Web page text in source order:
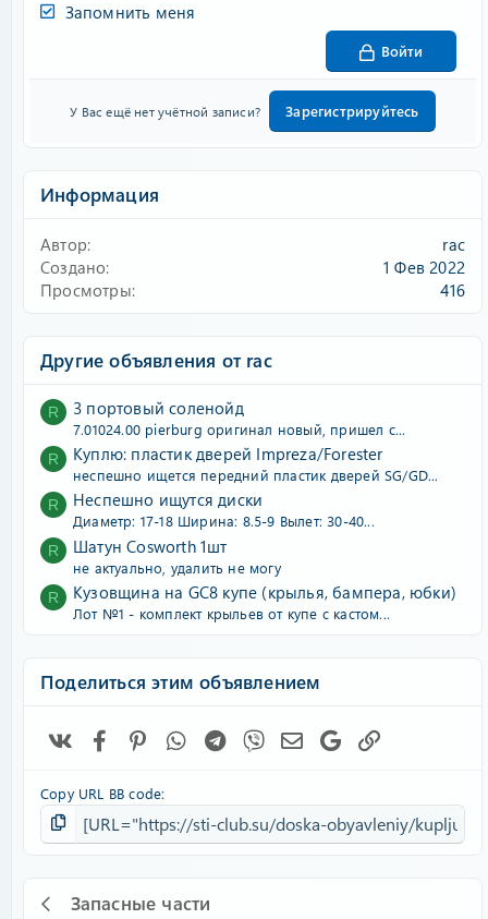
Запомнить меня
Войти
У Вас ещё нет учётной записи? Зарегистрируйтесь
Информация
Автор
rac
Создано
1 Фев 2022
Просмотры
416
Другие объявления от rac
R 3 портовый соленойд
7.01024.00 pierburg оригинал новый, пришел с...
R Куплю: пластик дверей Impreza/Forester
неспешно ищется передний пластик дверей SG/GD...
R Неспешно ищутся диски
Диаметр: 17-18 Ширина: 8.5-9 Вылет: 30-40...
R Шатун Cosworth 1шт
не актуально, удалить не могу
R Кузовщина на GC8 купе (крылья, бампера, юбки)
Лот №1 - комплект крыльев от купе с кастом...
Поделиться этим объявлением
FacebookPinterestWhatsAppTelegram
Viber Электронная почта
Google
Copy URL BB code
Запасные части